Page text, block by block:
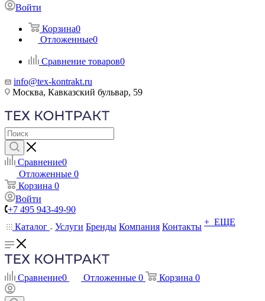
Войти
Корзина0
Отложенные0
Сравнение товаров0
info@tex-kontrakt.ru
Москва, Кавказский бульвар, 59
Сравнение0
Отложенные 0
Корзина 0
Войти
+7 495 943-49-90
Каталог
Услуги Бренды Компания Контакты + ЕЩЕ
Сравнение0 Отложенные 0 Корзина 0